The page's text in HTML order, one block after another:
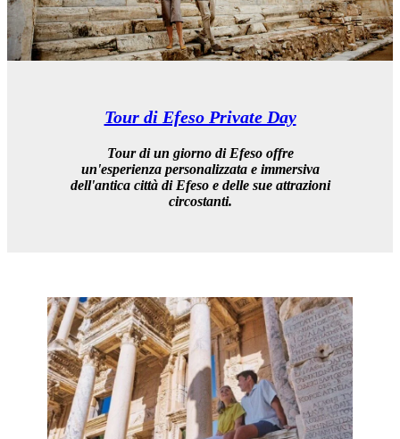
Tour di Efeso Private Day
Tour di un giorno di Efesooffre
un'esperienza personalizzata e immersiva
dell'antica città di Efeso e delle sue attrazioni
circostanti.